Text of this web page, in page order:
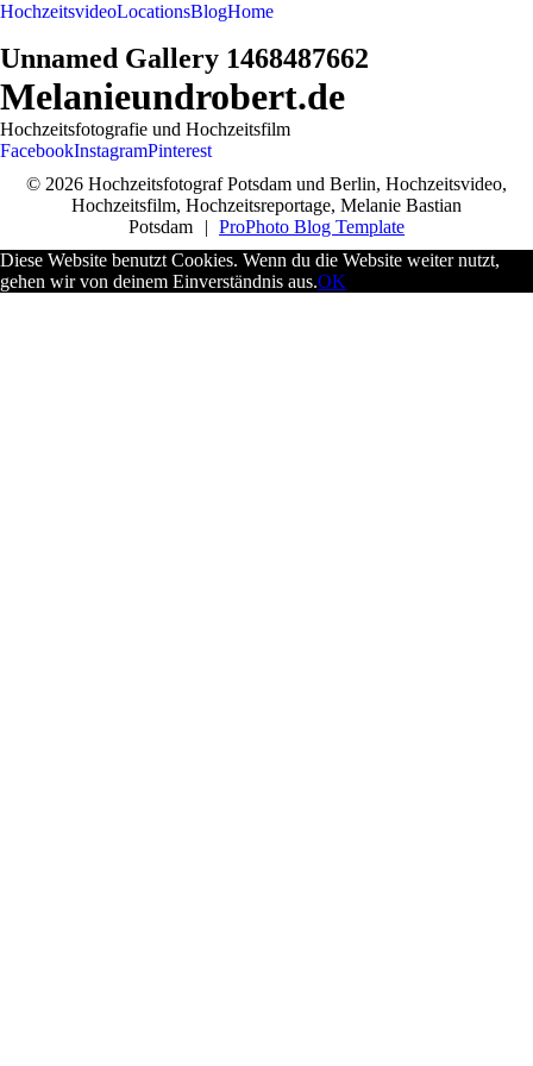
HochzeitsvideoLocationsBlogHome
Unnamed Gallery 1468487662
Melanieundrobert.de
Hochzeitsfotografie und Hochzeitsfilm
FacebookInstagramPinterest
© 2026 Hochzeitsfotograf Potsdam und Berlin, Hochzeitsvideo,
Hochzeitsfilm, Hochzeitsreportage, Melanie Bastian
Potsdam
| ProPhoto Blog Template
Diese Website benutzt Cookies. Wenn du die Website weiter nutzt,
gehen wir von deinem Einverständnis aus.OK